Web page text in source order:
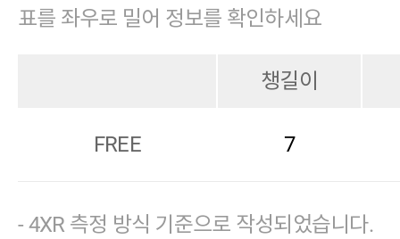
표를 좌우로 밀어 정보를 확인하세요
챙길이
FREE 7
- 4XR 측정 방식 기준으로 작성되었습니다.